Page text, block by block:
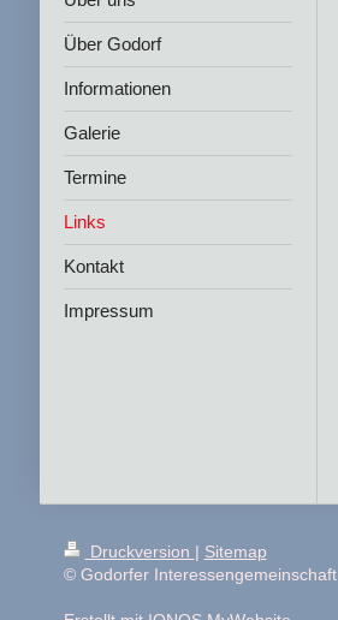
Über Godorf
Informationen
Galerie
Termine
Links
Kontakt
Impressum
Druckversion | Sitemap
© Godorfer Interessengemeinschaft